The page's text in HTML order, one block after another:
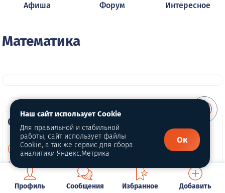
Афиша Форум Интересное
Математика
О портале
О нас
Политика конфиденциальности
Обработка персональных данных
Профиль Сообщения Избранное Добавить
Наш сайт использует Cookie
Для правильной и стабильной
работы, сайт использует файлы
Cookie, а так же сервис для сбора
аналитики Яндекс.Метрика
Ок